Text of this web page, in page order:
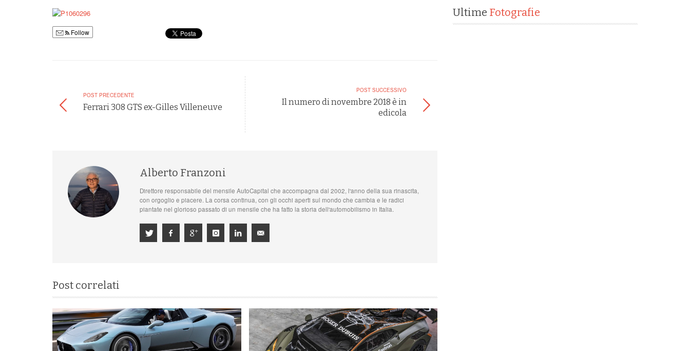
Follow
POST PRECEDENTE
Ferrari 308 GTS ex-Gilles Villeneuve
POST SUCCESSIVO
Il numero di novembre 2018 è in
edicola
Alberto Franzoni
Direttore responsabile del mensile AutoCapital che accompagna dal 2002, l'anno della sua rinascita,
con orgoglio e piacere. La corsa continua, con gli occhi aperti sul mondo che cambia e le radici
piantate nel glorioso passato di un mensile che ha fatto la storia dell'automobilismo in Italia.
Post correlati
Ultime Fotografie